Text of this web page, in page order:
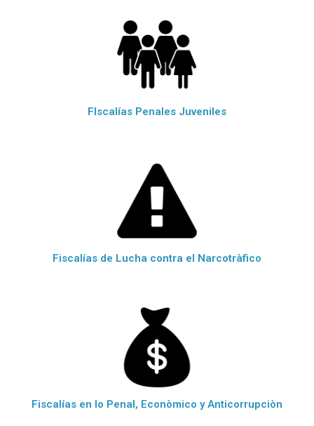
FIscalías Penales Juveniles
Fiscalías de Lucha contra el Narcotràfico
Fiscalías en lo Penal, Econòmico y Anticorrupciòn